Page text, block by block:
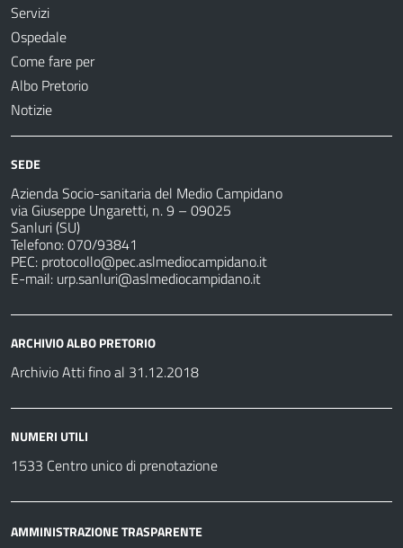
Servizi
Ospedale
Come fare per
Albo Pretorio
Notizie
SEDE
Azienda Socio-sanitaria del Medio Campidano
via Giuseppe Ungaretti, n. 9 – 09025
Sanluri (SU)
Telefono: 070/93841
PEC: protocollo@pec.aslmediocampidano.it
E-mail: urp.sanluri@aslmediocampidano.it
ARCHIVIO ALBO PRETORIO
Archivio Atti fino al 31.12.2018
NUMERI UTILI
1533 Centro unico di prenotazione
AMMINISTRAZIONE TRASPARENTE